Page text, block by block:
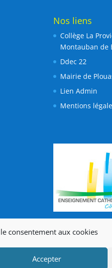
consentement aux cookies
Accepter